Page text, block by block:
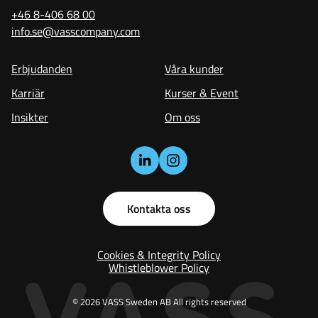
+46 8-406 68 00
info.se@vasscompany.com
Erbjudanden
Våra kunder
Karriär
Kurser & Event
Insikter
Om oss
Kontakta oss
© 2026 VASS Sweden AB All rights reserved
Cookies & Integrity Policy
Whistleblower Policy